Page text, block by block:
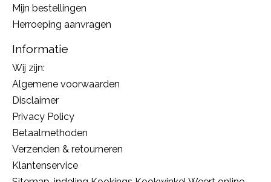
Mijn bestellingen
Herroeping aanvragen
Informatie
Wij zijn:
Algemene voorwaarden
Disclaimer
Privacy Policy
Betaalmethoden
Verzenden & retourneren
Klantenservice